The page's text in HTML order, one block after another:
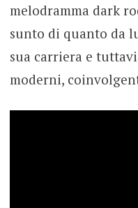
melodramma dark
sunto di quanto da
sua carriera e
moderni,